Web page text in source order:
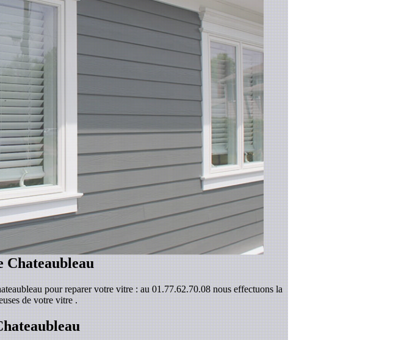
Chateaubleau
pour reparer votre vitre : au 01.77.62.70.08 nous effectuons la
de votre vitre .